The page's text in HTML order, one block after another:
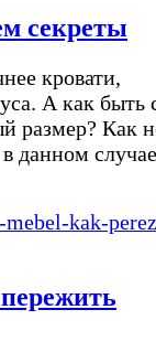
секреты
кровати,
А как быть
размер? Как
данном случае